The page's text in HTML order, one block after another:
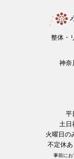
整体・
神奈
平
土日
火曜日の
不定休あ
事前にお